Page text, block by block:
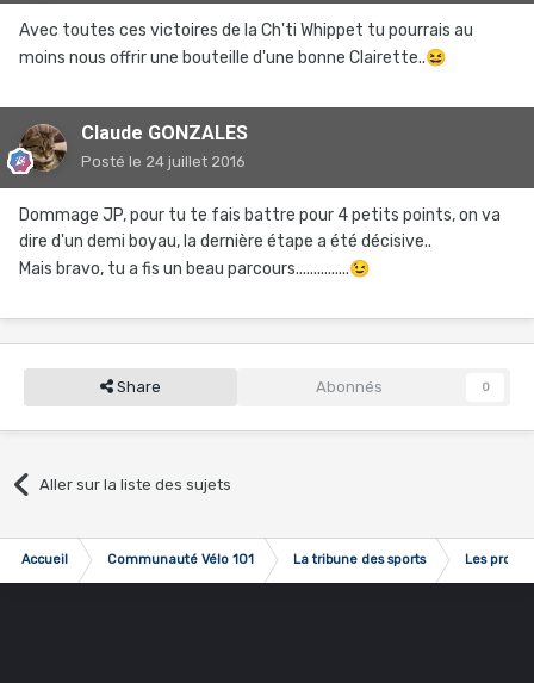
Avec toutes ces victoires de la Ch'ti Whippet tu pourrais au
moins nous offrir une bouteille d'une bonne Clairette..😆
Claude GONZALES
Posté le 24 juillet 2016
Dommage JP, pour tu te fais battre pour 4 petits points, on va
dire d'un demi boyau, la dernière étape a été décisive..
Mais bravo, tu a fis un beau parcours...............😉
Share Abonnés 0
Aller sur la liste des sujets
Accueil Communauté Vélo 101 La tribune des sports Les